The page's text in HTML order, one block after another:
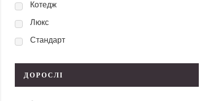
Котедж
Люкс
Стандарт
ДОРОСЛІ